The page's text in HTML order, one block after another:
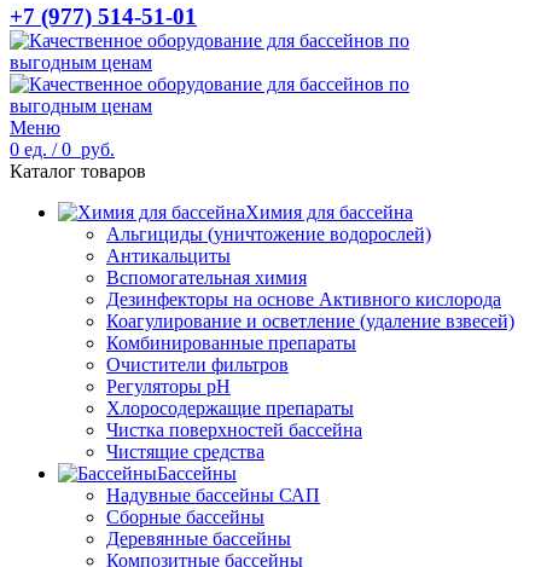
+7 (977) 514-51-01
Меню
0 ед. / 0 руб.
Каталог товаров
Химия для бассейна
Альгициды (уничтожение водорослей)
Антикальциты
Вспомогательная химия
Дезинфекторы на основе Активного кислорода
Коагулирование и осветление (удаление взвесей)
Комбинированные препараты
Очистители фильтров
Регуляторы pH
Хлоросодержащие препараты
Чистка поверхностей бассейна
Чистящие средства
Бассейны
Надувные бассейны САП
Сборные бассейны
Деревянные бассейны
Композитные бассейны